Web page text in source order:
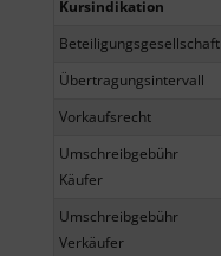
Kursindikation
Beteiligungsgesellschaft
Übertragungsintervall
Vorkaufsrecht
Umschreibgebühr
Käufer
Umschreibgebühr
Verkäufer